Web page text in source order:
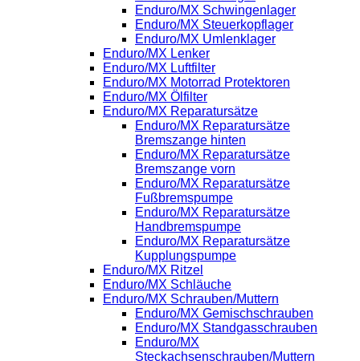
Enduro/MX Schwingenlager
Enduro/MX Steuerkopflager
Enduro/MX Umlenklager
Enduro/MX Lenker
Enduro/MX Luftfilter
Enduro/MX Motorrad Protektoren
Enduro/MX Ölfilter
Enduro/MX Reparatursätze
Enduro/MX Reparatursätze
Bremszange hinten
Enduro/MX Reparatursätze
Bremszange vorn
Enduro/MX Reparatursätze
Fußbremspumpe
Enduro/MX Reparatursätze
Handbremspumpe
Enduro/MX Reparatursätze
Kupplungspumpe
Enduro/MX Ritzel
Enduro/MX Schläuche
Enduro/MX Schrauben/Muttern
Enduro/MX Gemischschrauben
Enduro/MX Standgasschrauben
Enduro/MX
Steckachsenschrauben/Muttern